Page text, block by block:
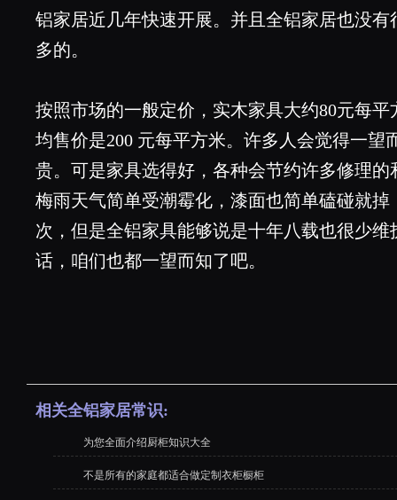
铝家居近几年快速开展。并且全铝家居也没
多的。
按照市场的一般定价，实木家具大约80元每
均售价是200 元每平方米。许多人会觉得一望
贵。可是家具选得好，各种会节约许多修理
梅雨天气简单受潮霉化，漆面也简单磕碰就
次，但是全铝家具能够说是十年八载也很少
话，咱们也都一望而知了吧。
相关全铝家居常识:
为您全面介绍厨柜知识大全
不是所有的家庭都适合做定制衣柜橱柜